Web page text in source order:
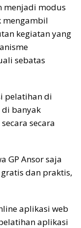
menjadi modus
mengambil
kegiatan yang
sebatas
pelatihan di
banyak
secara
GP Ansor saja
dan praktis,
aplikasi web
aplikasi